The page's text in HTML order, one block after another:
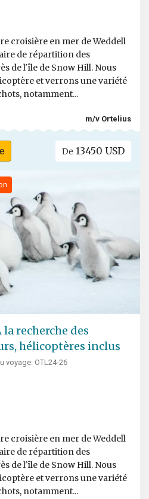
croisière en mer de Weddell
de répartition des
de l'île de Snow Hill. Nous
et verrons une variété
notamment...
m/v Ortelius
De 13450 USD
recherche des
hélicoptères inclus
voyage: OTL24-26
croisière en mer de Weddell
de répartition des
de l'île de Snow Hill. Nous
et verrons une variété
notamment...